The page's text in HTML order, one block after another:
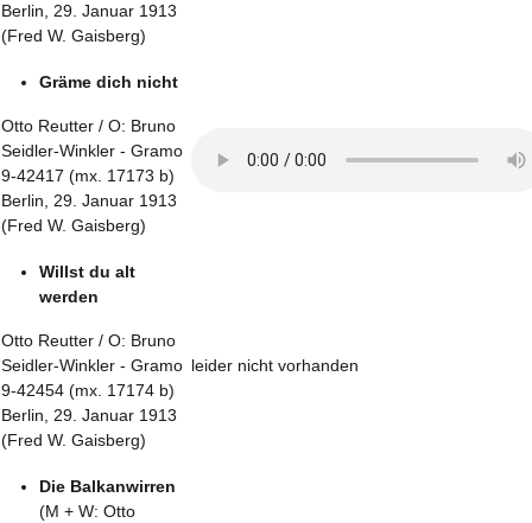
Berlin, 29. Januar 1913
(Fred W. Gaisberg)
Gräme dich nicht
Otto Reutter / O: Bruno
Seidler-Winkler - Gramo
9-42417 (mx. 17173 b)
Berlin, 29. Januar 1913
(Fred W. Gaisberg)
Willst du alt
werden
Otto Reutter / O: Bruno
Seidler-Winkler - Gramo
9-42454 (mx. 17174 b)
Berlin, 29. Januar 1913
(Fred W. Gaisberg)
leider nicht vorhanden
Die Balkanwirren
(M + W: Otto